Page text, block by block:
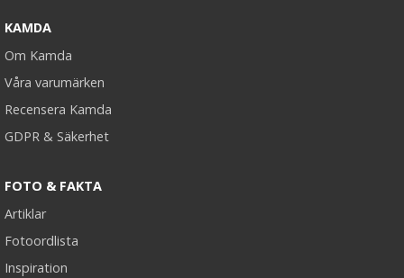
KAMDA
Om Kamda
Våra varumärken
Recensera Kamda
GDPR & Säkerhet
FOTO & FAKTA
Artiklar
Fotoordlista
Inspiration